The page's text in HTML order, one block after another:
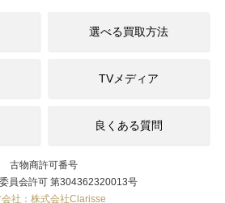
選べる買取方法
TVメディア
良くある質問
古物商許可番号
員会許可 第304362320013号
社：株式会社Clarisse